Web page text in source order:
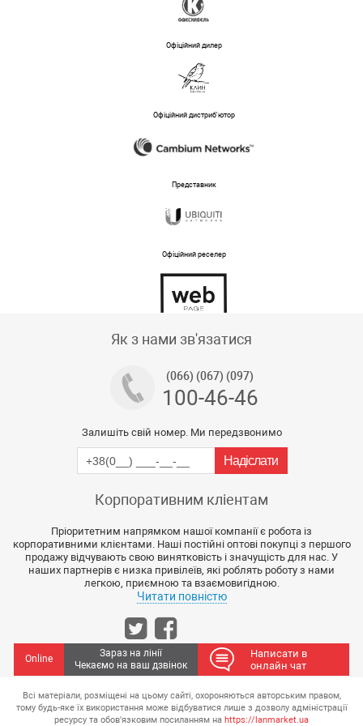
Офіційний дилер
Офіційний дистриб'ютор
Представник
Офіційний реселер
Як з нами зв'язатися
(066) (067) (097)
100-46-46
Залишіть свій номер. Ми передзвонимо
Корпоративним кліентам
Пріоритетним напрямком нашої компанії є робота із
корпоративними клієнтами. Наші постійні оптові покупці з першого
продажу відчувають свою винятковість і значущість для нас. У
наших партнерів є низка привілеїв, які роблять роботу з нами
легкою, приємною та взаємовигідною.
Читати повністю
Online
Зараз на лінії
Чекаємо на ваш дзвінок
Написати в
онлайн чат
Всі матеріали, розміщені на цьому сайті, охороняються авторським правом,
тому будь-яке їх використання може відбуватися лише з дозволу адміністрації
ресурсу та обов'язковим посиланням на https://lanmarket.ua